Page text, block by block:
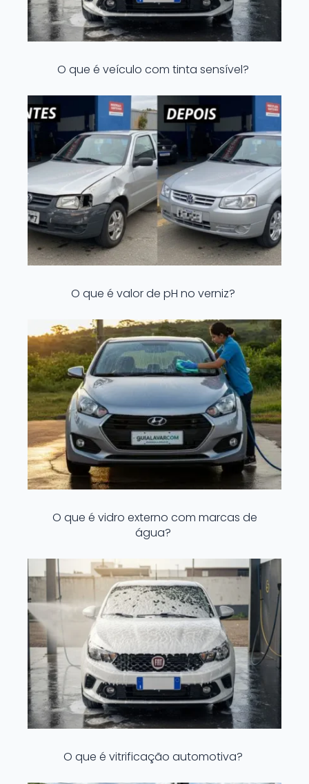
O que é veículo com tinta sensível?
O que é valor de pH no verniz?
O que é vidro externo com marcas de
água?
O que é vitrificação automotiva?